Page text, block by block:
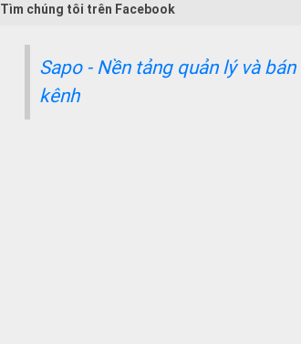
Tìm chúng tôi trên Facebook
Sapo - Nền tảng quản lý và
kênh